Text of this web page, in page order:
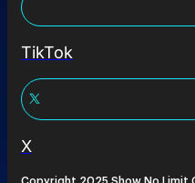
TikTok
X
Copyright 2025 Show No Limit